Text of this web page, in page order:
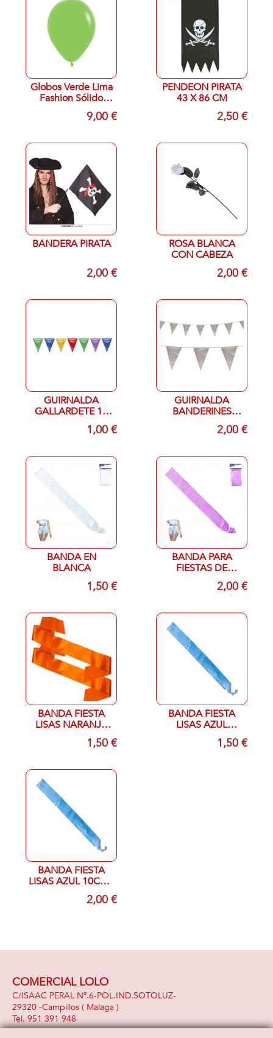
Globos Verde Lima
Fashion Sólido
45cm Sempertex
R18-031 (15)9,00 €
PENDEON PIRATA
43 X 86 CM
2,50 €
BANDERA PIRATA
2,00 €
ROSA BLANCA
CON CABEZA
2,00 €
GUIRNALDA
GALLARDETE 10
METROS
PLASTICO1,00 €
GUIRNALDA
BANDERINES
PLATA MET.10
M.DE PLASTICO
2,00 €
BANDA EN
BLANCA
1,50 €
BANDA PARA
FIESTAS DE
COLOR MORADO
DE 10CMX1,80 CM
2,00 €
BANDA FIESTA
LISAS NARANJA
9CMX1,50M1,50 €
BANDA FIESTA
LISAS AZUL
9CMX1,50M1,50 €
BANDA FIESTA
LISAS AZUL 10CTM
X1,80 CM2,00 €
COMERCIAL LOLO
C/ISAAC PERAL Nº.6-POL.IND.SOTOLUZ-
29320 -Campillos ( Malaga )
951 391 948